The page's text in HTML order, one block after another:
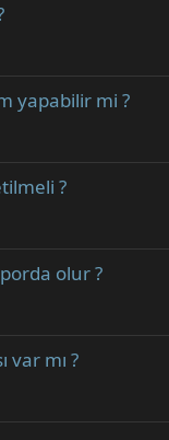
yapabilir mi ?
?
olur ?
var mı ?